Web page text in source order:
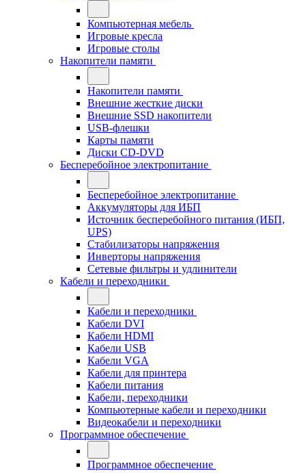
Компьютерная мебель
Игровые кресла
Игровые столы
Накопители памяти
Накопители памяти
Внешние жесткие диски
Внешние SSD накопители
USB-флешки
Карты памяти
Диски CD-DVD
Бесперебойное электропитание
Бесперебойное электропитание
Аккумуляторы для ИБП
Источник бесперебойного питания (ИБП,
UPS)
Стабилизаторы напряжения
Инверторы напряжения
Сетевые фильтры и удлинители
Кабели и переходники
Кабели и переходники
Кабели DVI
Кабели HDMI
Кабели USB
Кабели VGA
Кабели для принтера
Кабели питания
Кабели, переходники
Компьютерные кабели и переходники
Видеокабели и переходники
Программное обеспечение
Программное обеспечение